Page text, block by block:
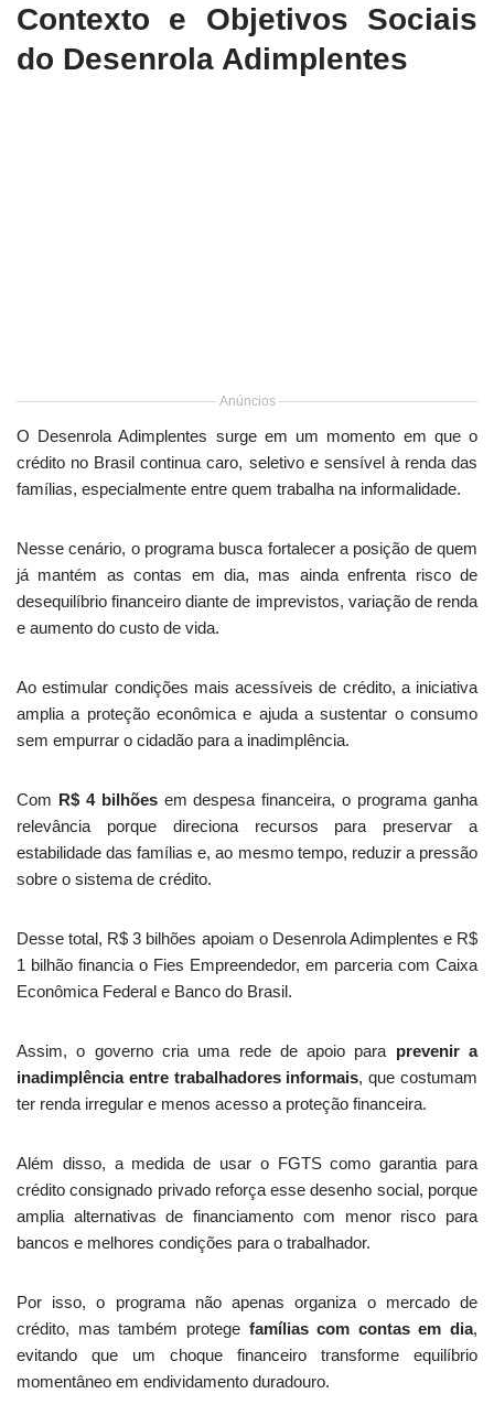
Contexto e Objetivos Sociais
do Desenrola Adimplentes
Anúncios
O Desenrola Adimplentes surge em um momento em que o
crédito no Brasil continua caro, seletivo e sensível à renda das
famílias, especialmente entre quem trabalha na informalidade.
Nesse cenário, o programa busca fortalecer a posição de quem
já mantém as contas em dia, mas ainda enfrenta risco de
desequilíbrio financeiro diante de imprevistos, variação de renda
e aumento do custo de vida.
Ao estimular condições mais acessíveis de crédito, a iniciativa
amplia a proteção econômica e ajuda a sustentar o consumo
sem empurrar o cidadão para a inadimplência.
Com R$ 4 bilhõesem despesa financeira, o programa ganha
relevância porque direciona recursos para preservar a
estabilidade das famílias e, ao mesmo tempo, reduzir a pressão
sobre o sistema de crédito.
Desse total, R$ 3 bilhões apoiam o Desenrola Adimplentes e R$
1 bilhão financia o Fies Empreendedor, em parceria com Caixa
Econômica Federal e Banco do Brasil.
Assim, o governo cria uma rede de apoio para prevenir a
inadimplência entre trabalhadores informais, que costumam
ter renda irregular e menos acesso a proteção financeira.
Além disso, a medida de usar o FGTS como garantia para
crédito consignado privado reforça esse desenho social, porque
amplia alternativas de financiamento com menor risco para
bancos e melhores condições para o trabalhador.
Por isso, o programa não apenas organiza o mercado de
crédito, mas também protege famílias com contas em dia,
evitando que um choque financeiro transforme equilíbrio
momentâneo em endividamento duradouro.